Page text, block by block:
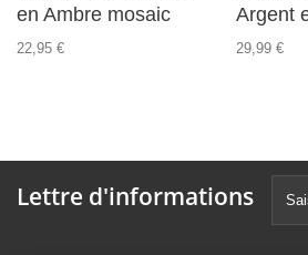
en Ambre mosaic
22,95 €
Argent
29,99 €
Lettre d'informations